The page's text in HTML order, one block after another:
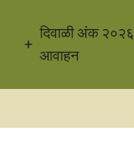
दिवाळी अंक २०२६
आवाहन